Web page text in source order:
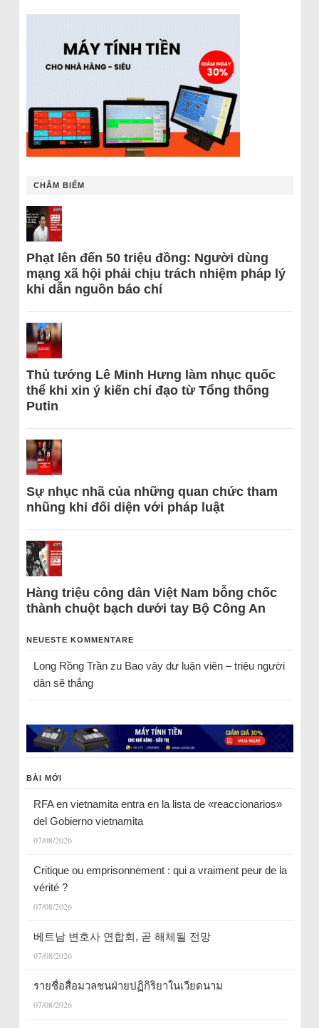
CHÂM BIẾM
Phạt lên đến 50 triệu đồng: Người dùng
mạng xã hội phải chịu trách nhiệm pháp lý
khi dẫn nguồn báo chí
Thủ tướng Lê Minh Hưng làm nhục quốc
thể khi xin ý kiến chỉ đạo từ Tổng thống
Putin
Sự nhục nhã của những quan chức tham
nhũng khi đối diện với pháp luật
Hàng triệu công dân Việt Nam bỗng chốc
thành chuột bạch dưới tay Bộ Công An
NEUESTE KOMMENTARE
Long Rồng Trầnzu Bao vây dư luận viên – triệu người
dân sẽ thắng
BÀI MỚI
RFA en vietnamita entra en la lista de «reaccionarios»
del Gobierno vietnamita
07/08/2026
Critique ou emprisonnement : qui a vraiment peur de la
vérité ?
07/08/2026
베트남 변호사 연합회, 곧 해체될 전망
07/08/2026
รายชื่อสื่อมวลชนฝ่ายปฏิกิริยาในเวียดนาม
07/08/2026